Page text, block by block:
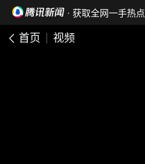
· 获取全网一手热点
首页 视频